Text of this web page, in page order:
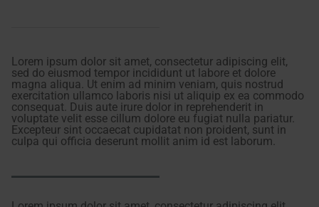
Lorem ipsum dolor sit amet, consectetur adipiscing elit,
sed do eiusmod tempor incididunt ut labore et dolore
magna aliqua. Ut enim ad minim veniam, quis nostrud
exercitation ullamco laboris nisi ut aliquip ex ea commodo
consequat. Duis aute irure dolor in reprehenderit in
voluptate velit esse cillum dolore eu fugiat nulla pariatur.
Excepteur sint occaecat cupidatat non proident, sunt in
culpa qui officia deserunt mollit anim id est laborum.